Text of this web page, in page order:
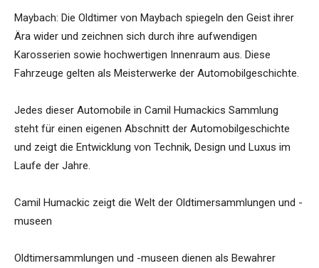
Maybach: Die Oldtimer von Maybach spiegeln den Geist ihrer
Ära wider und zeichnen sich durch ihre aufwendigen
Karosserien sowie hochwertigen Innenraum aus. Diese
Fahrzeuge gelten als Meisterwerke der Automobilgeschichte.
Jedes dieser Automobile in Camil Humackics Sammlung
steht für einen eigenen Abschnitt der Automobilgeschichte
und zeigt die Entwicklung von Technik, Design und Luxus im
Laufe der Jahre.
Camil Humackic zeigt die Welt der Oldtimersammlungen und -
museen
Oldtimersammlungen und -museen dienen als Bewahrer